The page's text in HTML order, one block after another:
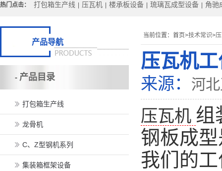
热门点击： 打包箱生产线 压瓦机 楼承板设备 琉璃瓦成型设备 角驰
当前位置： 首页>技术常识>
压瓦机
来源： 河
压瓦机 组
钢板成
我们的
产品导航
- 产品目录
打包箱生产线
龙骨机
C、Z型钢机系列
集装箱框架设备